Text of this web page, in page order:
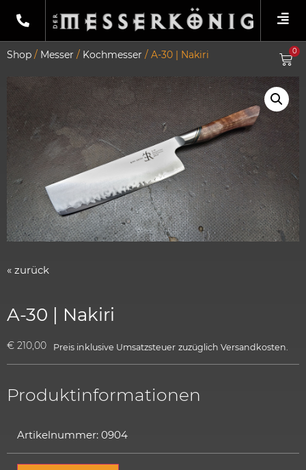
0
Shop / Messer / Kochmesser / A-30 | Nakiri
« zurück
A-30 | Nakiri
€ 210,00 Preis inklusive Umsatzsteuer zuzüglich Versandkosten.
Produktinformationen
Artikelnummer: 0904